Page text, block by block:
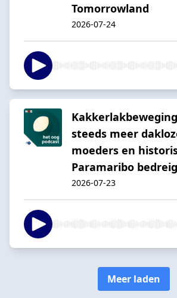
Tomorrowland
2026-07-24
steeds meer
moeders en
Paramaribo
2026-07-23
Meer laden